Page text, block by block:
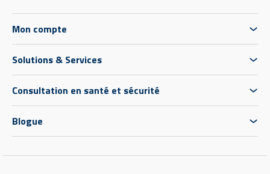
Mon compte
Solutions & Services
Consultation en santé et sécurité
Blogue